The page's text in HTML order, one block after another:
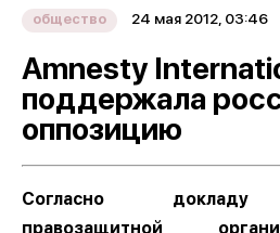
общество 24 мая 2012, 03:46
Amnesty
поддержала
оппозицию
Согласно докладу
правозащитной